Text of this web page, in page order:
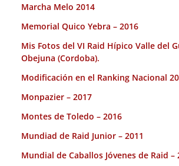
Marcha Melo 2014
Memorial Quico Yebra – 2016
Mis Fotos del VI Raid Hípico Valle del
Obejuna (Cordoba).
Modificación en el Ranking Nacional
Monpazier – 2017
Montes de Toledo – 2016
Mundiad de Raid Junior – 2011
Mundial de Caballos Jóvenes de Raid –